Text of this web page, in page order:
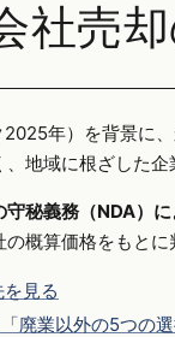
社売
年）を背景に
地域に根ざした
秘義務（NDA）
概算価格をもと
見る
廃業以外の5つの選